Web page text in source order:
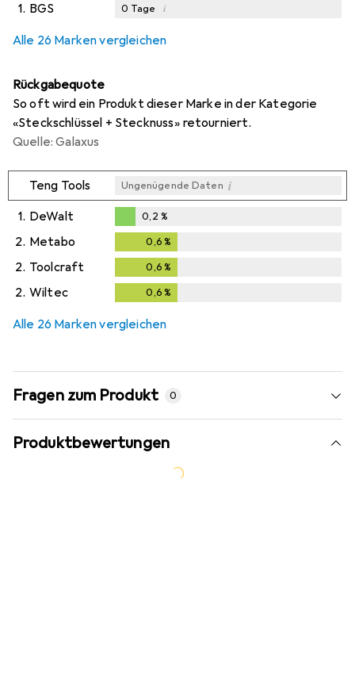
1. BGS 0 Tage i
Alle 26 Marken vergleichen
Rückgabequote
So oft wird ein Produkt dieser Marke in der Kategorie
«Steckschlüssel + Stecknuss» retourniert.
Quelle: Galaxus
Teng Tools Ungenügende Daten i
1. DeWalt
0,2%
0,2 %
2. Metabo 0,6 %
2. Toolcraft 0,6 %
2. Wiltec 0,6 %
Alle 26 Marken vergleichen
Fragen zum Produkt 0
Produktbewertungen